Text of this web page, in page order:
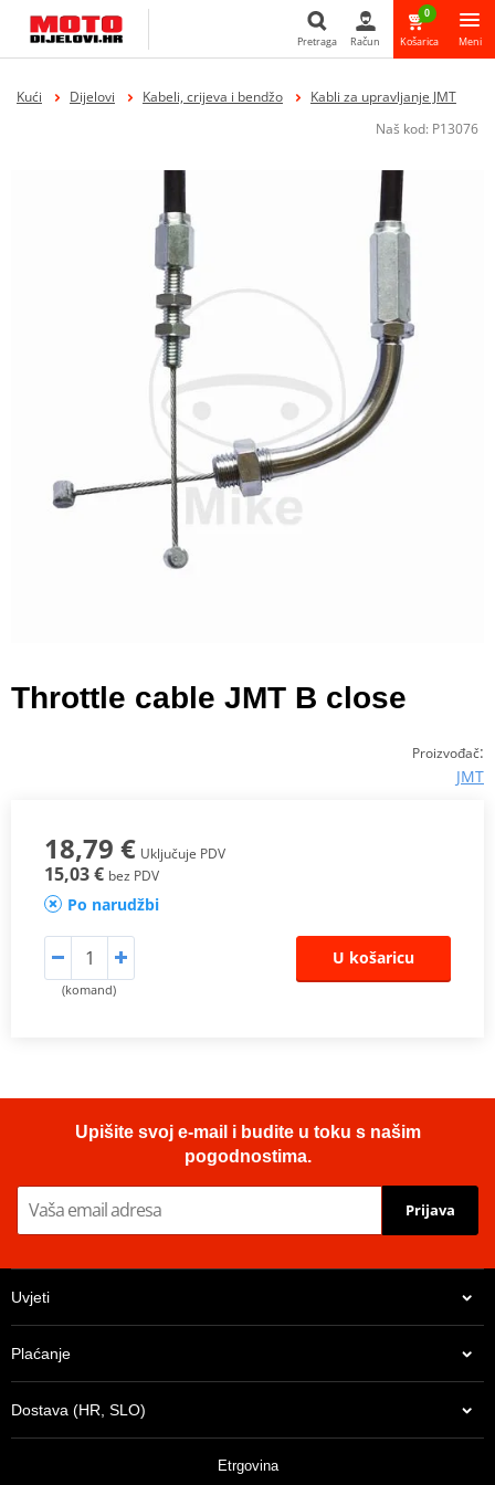
Pretraga
Pretraga Račun
0
Košarica Meni
Kući Dijelovi Kabeli, crijeva i bendžo
Kabli za upravljanje JMT
Naš kod: P13076
Throttle cable JMT B close
Proizvođač:
JMT
18,79 € Uključuje PDV
15,03 € bez PDV
Po narudžbi
(komand)
U košaricu
Upišite svoj e-mail i budite u toku s našim
pogodnostima.
Prijava
Uvjeti
Plaćanje
Dostava (HR, SLO)
Etrgovina